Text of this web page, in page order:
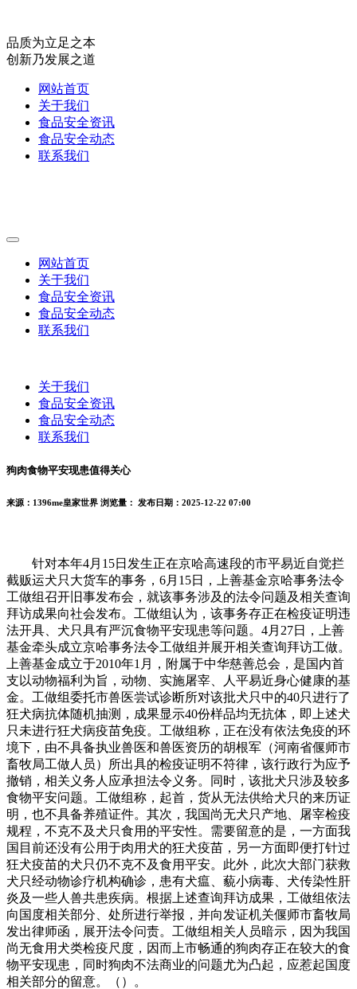
品质为立足之本
创新乃发展之道
网站首页
关于我们
食品安全资讯
食品安全动态
联系我们
网站首页
关于我们
食品安全资讯
食品安全动态
联系我们
关于我们
食品安全资讯
食品安全动态
联系我们
狗肉食物平安现患值得关心
来源：1396me皇家世界 浏览量： 发布日期：2025-12-22 07:00
针对本年4月15日发生正在京哈高速段的市平易近自觉拦
截贩运犬只大货车的事务，6月15日，上善基金京哈事务法令
工做组召开旧事发布会，就该事务涉及的法令问题及相关查询
拜访成果向社会发布。工做组认为，该事务存正在检疫证明违
法开具、犬只具有严沉食物平安现患等问题。4月27日，上善
基金牵头成立京哈事务法令工做组并展开相关查询拜访工做。
上善基金成立于2010年1月，附属于中华慈善总会，是国内首
支以动物福利为旨，动物、实施屠宰、人平易近身心健康的基
金。工做组委托市兽医尝试诊断所对该批犬只中的40只进行了
狂犬病抗体随机抽测，成果显示40份样品均无抗体，即上述犬
只未进行狂犬病疫苗免疫。工做组称，正在没有依法免疫的环
境下，由不具备执业兽医和兽医资历的胡根军（河南省偃师市
畜牧局工做人员）所出具的检疫证明不符律，该行政行为应予
撤销，相关义务人应承担法令义务。同时，该批犬只涉及较多
食物平安问题。工做组称，起首，货从无法供给犬只的来历证
明，也不具备养殖证件。其次，我国尚无犬只产地、屠宰检疫
规程，不克不及犬只食用的平安性。需要留意的是，一方面我
国目前还没有公用于肉用犬的狂犬疫苗，另一方面即便打针过
狂犬疫苗的犬只仍不克不及食用平安。此外，此次大部门获救
犬只经动物诊疗机构确诊，患有犬瘟、藐小病毒、犬传染性肝
炎及一些人兽共患疾病。根据上述查询拜访成果，工做组依法
向国度相关部分、处所进行举报，并向发证机关偃师市畜牧局
发出律师函，展开法令问责。工做组相关人员暗示，因为我国
尚无食用犬类检疫尺度，因而上市畅通的狗肉存正在较大的食
物平安现患，同时狗肉不法商业的问题尤为凸起，应惹起国度
相关部分的留意。（）。